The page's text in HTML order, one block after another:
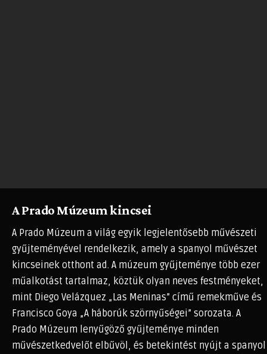
A Prado Múzeum kincsei
A Prado Múzeum a világ egyik legjelentősebb művészeti
gyűjteményével rendelkezik, amely a spanyol művészet
kincseinek otthont ad. A múzeum gyűjteménye több ezer
műalkotást tartalmaz, köztük olyan neves festményeket,
mint Diego Velázquez „Las Meninas” című remekműve és
Francisco Goya „A háborúk szörnyűségei” sorozata. A
Prado Múzeum lenyűgöző gyűjteménye minden
művészetkedvelőt elbűvöl, és betekintést nyújt a spanyol